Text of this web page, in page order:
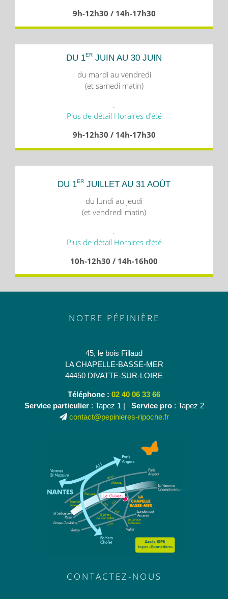
9h-12h30 / 14h-17h30
DU 1ER JUIN AU 30 JUIN
du mardi au vendredi
(et samedi matin)
.
Plus de détail Horaires d’été
9h-12h30 / 14h-17h30
DU 1ER JUILLET AU 31 AOÛT
du lundi au jeudi
(et vendredi matin)
.
Plus de détail Horaires d’été
10h-12h30 / 14h-16h00
NOTRE PÉPINIÈRE
45, le bois Fillaud
LA CHAPELLE-BASSE-MER
44450 DIVATTE-SUR-LOIRE
Téléphone : 02 40 06 33 66
Service particulier: Tapez 1 | Service pro: Tapez 2
contact@pepinieres-ripoche.fr
CONTACTEZ-NOUS